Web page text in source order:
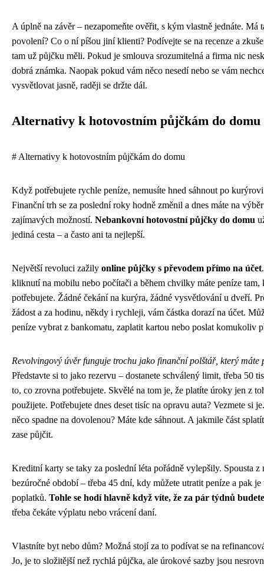
A úplně na závěr – nezapomeňte ověřit, s kým vlastně jednáte. Má
povolení? Co o ní píšou jiní klienti? Podívejte se na recenze a
tam už půjčku měli. Pokud je smlouva srozumitelná a firma nic
dobrá známka. Naopak pokud vám něco nesedí nebo se vám
vysvětlovat jasně, raději se držte dál.
Alternativy k hotovostním půjčkám do domu
# Alternativy k hotovostním půjčkám do domu
Když potřebujete rychle peníze, nemusíte hned sáhnout po
Finanční trh se za poslední roky hodně změnil a dnes máte na
zajímavých možností. Nebankovní hotovostní půjčky do domu
jediná cesta – a často ani ta nejlepší.
Největší revoluci zažily online půjčky s převodem přímo na účet
kliknutí na mobilu nebo počítači a během chvilky máte peníze tam,
potřebujete. Žádné čekání na kurýra, žádné vysvětlování u dveří.
žádost a za hodinu, někdy i rychleji, vám částka dorazí na účet.
peníze vybrat z bankomatu, zaplatit kartou nebo poslat komukoliv
Revolvingový úvěr funguje trochu jako finanční polštář, který máte
Představte si to jako rezervu – dostanete schválený limit, třeba 50
to, co zrovna potřebujete. Skvělé na tom je, že platíte úroky jen z
použijete. Potřebujete dnes deset tisíc na opravu auta? Vezmete si
něco spadne na dovolenou? Máte kde sáhnout. A jakmile část
zase půjčit.
Kreditní karty se taky za poslední léta pořádně vylepšily. Spousta z
bezúročné období – třeba 45 dní, kdy můžete utratit peníze a pak
poplatků. Tohle se hodí hlavně když víte, že za pár týdnů
třeba čekáte výplatu nebo vrácení daní.
Vlastníte byt nebo dům? Možná stojí za to podívat se na
Jo, je to složitější než rychlá půjčka, ale úrokové sazby jsou